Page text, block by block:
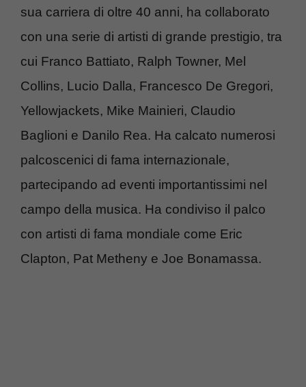
sua carriera di oltre 40 anni, ha collaborato
con una serie di artisti di grande prestigio, tra
cui Franco Battiato, Ralph Towner, Mel
Collins, Lucio Dalla, Francesco De Gregori,
Yellowjackets, Mike Mainieri, Claudio
Baglioni e Danilo Rea. Ha calcato numerosi
palcoscenici di fama internazionale,
partecipando ad eventi importantissimi nel
campo della musica. Ha condiviso il palco
con artisti di fama mondiale come Eric
Clapton, Pat Metheny e Joe Bonamassa.